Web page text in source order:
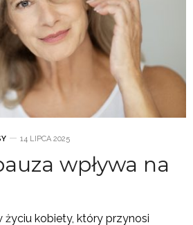
14 LIPCA 2025
wpływa na
życiu kobiety, który przynosi